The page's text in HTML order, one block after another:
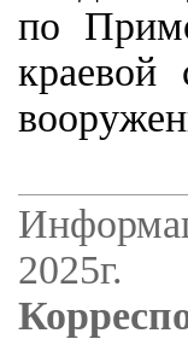
по
краевой
2025г.